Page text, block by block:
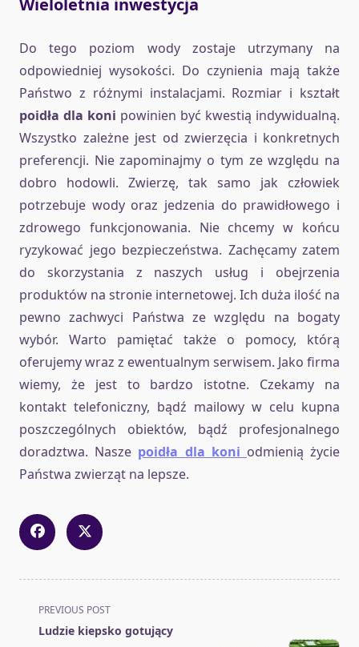
Do tego poziom wody zostaje utrzymany na
odpowiedniej wysokości. Do czynienia mają także
Państwo z różnymi instalacjami. Rozmiar i kształt
poidła dla koni powinien być kwestią indywidualną.
Wszystko zależne jest od zwierzęcia i konkretnych
preferencji. Nie zapominajmy o tym ze względu na
dobro hodowli. Zwierzę, tak samo jak człowiek
potrzebuje wody oraz jedzenia do prawidłowego i
zdrowego funkcjonowania. Nie chcemy w końcu
ryzykować jego bezpieczeństwa. Zachęcamy zatem
do skorzystania z naszych usług i obejrzenia
produktów na stronie internetowej. Ich duża ilość na
pewno zachwyci Państwa ze względu na bogaty
wybór. Warto pamiętać także o pomocy, którą
oferujemy wraz z ewentualnym serwisem. Jako firma
wiemy, że jest to bardzo istotne. Czekamy na
kontakt telefoniczny, bądź mailowy w celu kupna
poszczególnych obiektów, bądź profesjonalnego
doradztwa. Nasze poidła dla koni odmienią życie
Państwa zwierząt na lepsze.
<span
class="nav-
PREVIOUS POST
Ludzie kiepsko gotujący